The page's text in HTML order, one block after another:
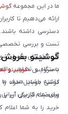
ما در این مجموعه
ارائه می‌دهیم تا
دسترسی داشته
تست و بررسی تخصصی
فنی اطمینان حاصل
دستگاه و تصاویر
داشته باشند. هدف ما
برای تمام کاربران
گوشیتو بفروش
با سرویس «گوشیتو
گوشی موبایل خود
وضعیت فیزیکی آن را
خرید را به شما